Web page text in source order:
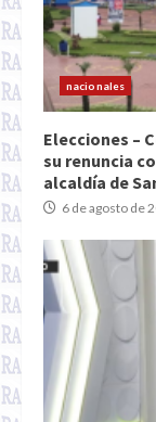
nacionales
Elecciones –
su renuncia
alcaldía de
6 de agosto de